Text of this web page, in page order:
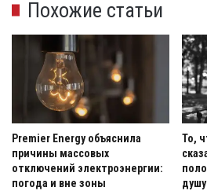
Похожие статьи
Premier Energy объяснила
причины массовых
отключений электроэнергии:
погода и вне зоны
То,
душу